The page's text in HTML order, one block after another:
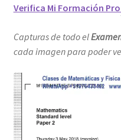
Verifica Mi Formación
Capturas de todo el
cada imagen para poder